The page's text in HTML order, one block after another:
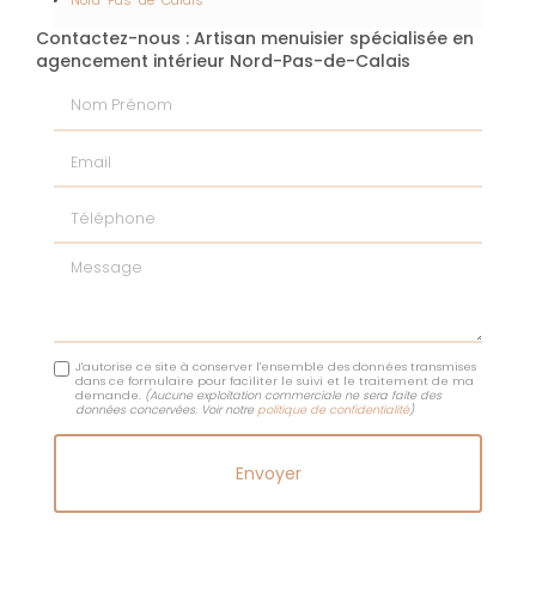
Contactez-nous : Artisan menuisier spécialisée en
agencement intérieur Nord-Pas-de-Calais
Nom Prénom
Message
J'autorise ce site à conserver l'ensemble des données transmises
dans ce formulaire pour faciliter le suivi et le traitement de ma
demande. (Aucune exploitation commerciale ne sera faite des
données concervées. Voir notre politique de confidentialité)